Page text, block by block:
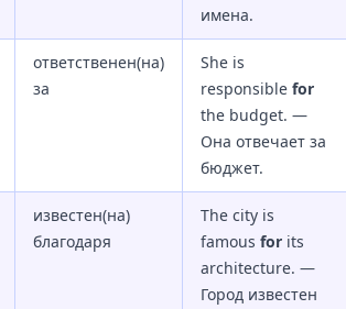
имена.
ответственен(на)
за
She is
responsible for
the budget. —
Она отвечает за
бюджет.
известен(на)
благодаря
The city is
famous for its
architecture. —
Город известен